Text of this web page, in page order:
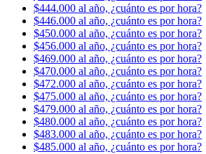
$444.000 al año, ¿cuánto es por hora?
$446.000 al año, ¿cuánto es por hora?
$450.000 al año, ¿cuánto es por hora?
$456.000 al año, ¿cuánto es por hora?
$469.000 al año, ¿cuánto es por hora?
$470.000 al año, ¿cuánto es por hora?
$472.000 al año, ¿cuánto es por hora?
$475.000 al año, ¿cuánto es por hora?
$479.000 al año, ¿cuánto es por hora?
$480.000 al año, ¿cuánto es por hora?
$483.000 al año, ¿cuánto es por hora?
$485.000 al año, ¿cuánto es por hora?